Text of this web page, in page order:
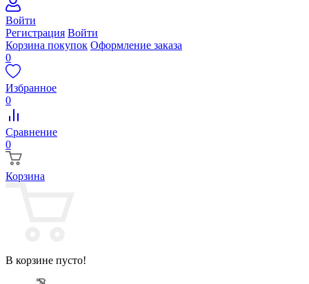
Войти
Регистрация Войти
Корзина покупок Оформление заказа
0
Избранное
0
Сравнение
0
Корзина
В корзине пусто!